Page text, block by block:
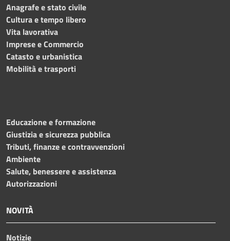
Anagrafe e stato civile
Cultura e tempo libero
Vita lavorativa
Imprese e Commercio
Catasto e urbanistica
Mobilità e trasporti
Educazione e formazione
Giustizia e sicurezza pubblica
Tributi, finanze e contravvenzioni
Ambiente
Salute, benessere e assistenza
Autorizzazioni
NOVITÀ
Notizie